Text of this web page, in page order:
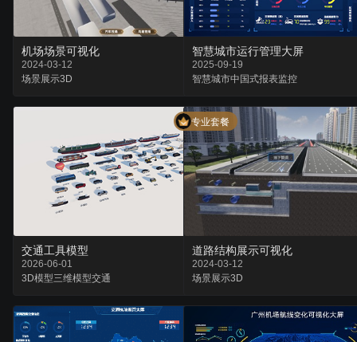
机场场景可视化
2024-03-12
场景展示3D
智慧城市运行管理大屏
2025-09-19
智慧城市中国式报表监控
专业套餐
交通工具模型
2026-06-01
3D模型三维模型交通
道路结构展示可视化
2024-03-12
场景展示3D